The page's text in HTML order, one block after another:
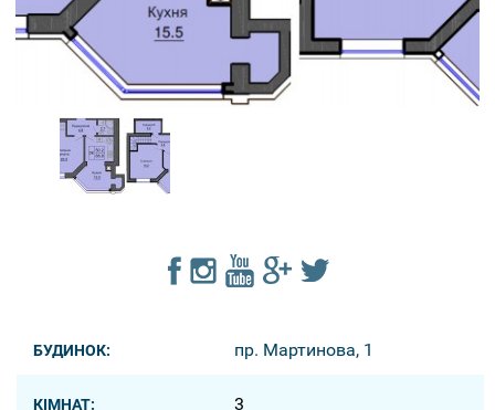
БУДИНОК: пр. Мартинова, 1
КІМНАТ: 3